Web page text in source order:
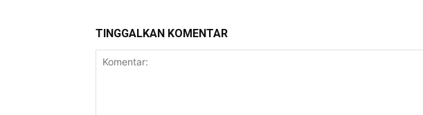
TINGGALKAN KOMENTAR